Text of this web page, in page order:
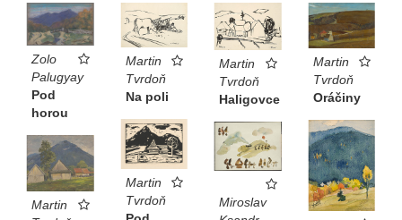
Zolo
Palugyay
Pod
horou
Martin
Tvrdoň
Na poli
Martin
Tvrdoň
Haligovce
Martin
Tvrdoň
Oráčiny
Martin
Tvrdoň
Miroslav
Martin